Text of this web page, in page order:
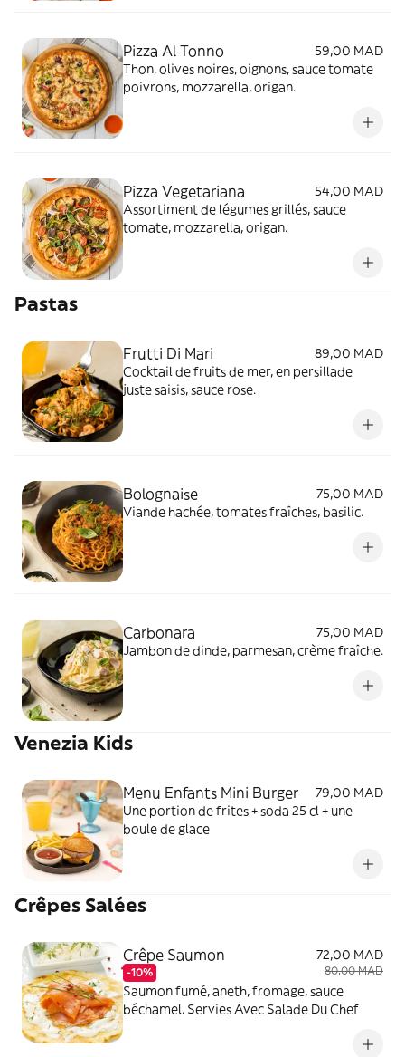
Pizza Al Tonno
59,00 MAD
Thon, olives noires, oignons, sauce tomate
poivrons, mozzarella, origan.
Pizza Vegetariana
54,00 MAD
Assortiment de légumes grillés, sauce
tomate, mozzarella, origan.
Pastas
Frutti Di Mari
89,00 MAD
Cocktail de fruits de mer, en persillade
juste saisis, sauce rose.
Bolognaise
75,00 MAD
Viande hachée, tomates fraîches, basilic.
Carbonara
75,00 MAD
Jambon de dinde, parmesan, crème fraîche.
Venezia Kids
Menu Enfants Mini Burger
79,00 MAD
Une portion de frites + soda 25 cl + une
boule de glace
Crêpes Salées
Crêpe Saumon
-10%
72,00 MAD
80,00 MAD
Saumon fumé, aneth, fromage, sauce
béchamel. Servies Avec Salade Du Chef